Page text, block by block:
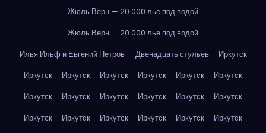
Жюль Верн — 20 000 лье под водой
Жюль Верн — 20 000 лье под водой
Илья Ильф и Евгений Петров — Двенадцать стульев
Иркутск
Иркутск
Иркутск Иркутск Иркутск Иркутск
Иркутск
Иркутск
Иркутск Иркутск Иркутск Иркутск
Иркутск
Иркутск
Иркутск Иркутск Иркутск Иркутск
Иркутск